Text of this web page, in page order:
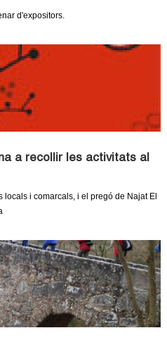
d'expositors.
a recollir les activitats al
i comarcals, i el pregó de Najat El